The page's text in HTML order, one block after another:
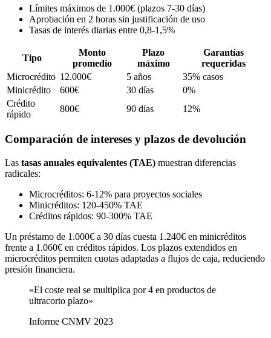
Límites máximos de 1.000€ (plazos 7-30 días)
Aprobación en 2 horas sin justificación de uso
Tasas de interés diarias entre 0,8-1,5%
Tipo
Monto
promedio
Plazo
máximo
Garantías
requeridas
Microcrédito 12.000€ 5 años
35% casos
Minicrédito
600€ 30 días
0%
Crédito
rápido
800€ 90 días 12%
Comparación de intereses y plazos de devolución
Las tasas anuales equivalentes (TAE) muestran diferencias
radicales:
Microcréditos: 6-12% para proyectos sociales
Minicréditos: 120-450% TAE
Créditos rápidos: 90-300% TAE
Un préstamo de 1.000€ a 30 días cuesta 1.240€ en minicréditos
frente a 1.060€ en créditos rápidos. Los plazos extendidos en
microcréditos permiten cuotas adaptadas a flujos de caja, reduciendo
presión financiera.
«El coste real se multiplica por 4 en productos de
ultracorto plazo»
Informe CNMV 2023